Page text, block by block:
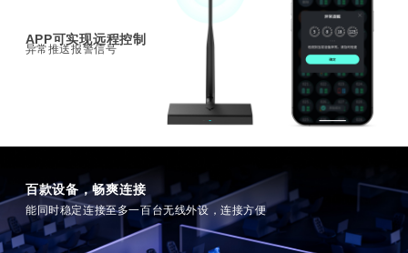
APP可实现远程控制
异常推送报警信号
百款设备，畅爽连接
能同时稳定连接至多一百台无线外设，连接方便